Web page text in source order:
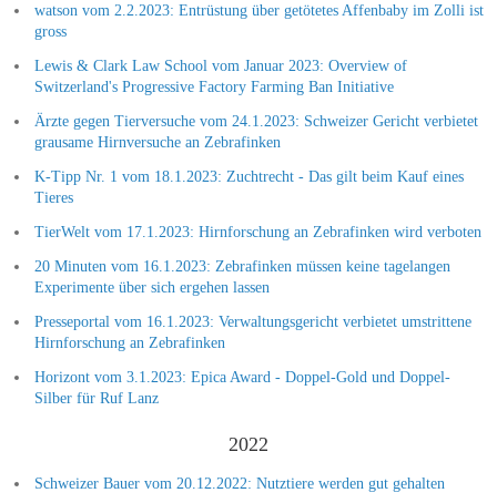
watson vom 2.2.2023: Entrüstung über getötetes Affenbaby im Zolli ist
gross
Lewis & Clark Law School vom Januar 2023: Overview of
Switzerland's Progressive Factory Farming Ban Initiative
Ärzte gegen Tierversuche vom 24.1.2023: Schweizer Gericht verbietet
grausame Hirnversuche an Zebrafinken
K-Tipp Nr. 1 vom 18.1.2023: Zuchtrecht - Das gilt beim Kauf eines
Tieres
TierWelt vom 17.1.2023: Hirnforschung an Zebrafinken wird verboten
20 Minuten vom 16.1.2023: Zebrafinken müssen keine tagelangen
Experimente über sich ergehen lassen
Presseportal vom 16.1.2023: Verwaltungsgericht verbietet umstrittene
Hirnforschung an Zebrafinken
Horizont vom 3.1.2023: Epica Award - Doppel-Gold und Doppel-
Silber für Ruf Lanz
2022
Schweizer Bauer vom 20.12.2022: Nutztiere werden gut gehalten